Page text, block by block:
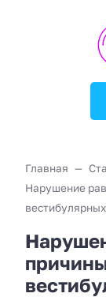
Главная
Нарушение